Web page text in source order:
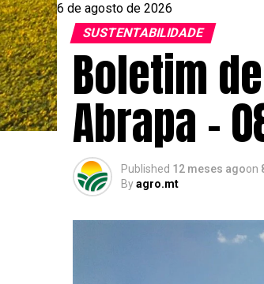
6 de agosto de 2026
SUSTENTABILIDADE
Boletim
Abrapa –
Published 12 meses agoon
Byagro.mt